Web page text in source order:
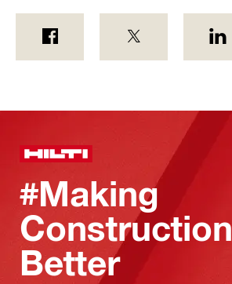
#Making
Construction
Better